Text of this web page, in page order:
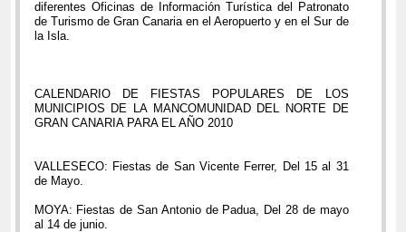
diferentes Oficinas de Información Turística del Patronato
de Turismo de Gran Canaria en el Aeropuerto y en el Sur de
la Isla.
CALENDARIO DE FIESTAS POPULARES DE LOS
MUNICIPIOS DE LA MANCOMUNIDAD DEL NORTE DE
GRAN CANARIA PARA EL AÑO 2010
VALLESECO: Fiestas de San Vicente Ferrer, Del 15 al 31
de Mayo.
MOYA: Fiestas de San Antonio de Padua, Del 28 de mayo
al 14 de junio.